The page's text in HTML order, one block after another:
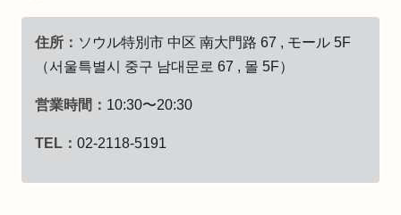
住所： ソウル特別市 中区 南大門路 67 , モール 5F
（서울특별시 중구 남대문로 67 , 몰 5F）
営業時間： 10:30〜20:30
TEL： 02-2118-5191